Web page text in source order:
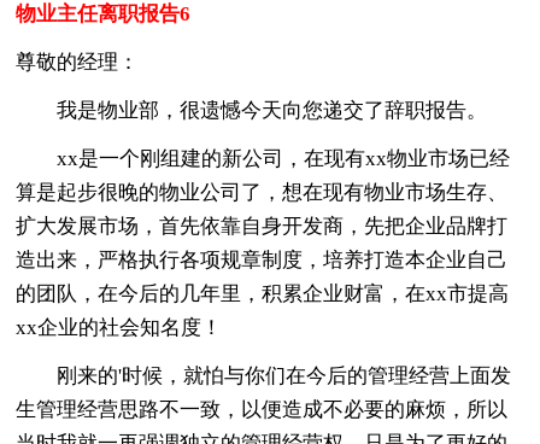
物业主任离职报告6
尊敬的经理：
我是物业部，很遗憾今天向您递交了辞职报告。
xx是一个刚组建的新公司，在现有xx物业市场已经
算是起步很晚的物业公司了，想在现有物业市场生存、
扩大发展市场，首先依靠自身开发商，先把企业品牌打
造出来，严格执行各项规章制度，培养打造本企业自己
的团队，在今后的几年里，积累企业财富，在xx市提高
xx企业的社会知名度！
刚来的'时候，就怕与你们在今后的管理经营上面发
生管理经营思路不一致，以便造成不必要的麻烦，所以